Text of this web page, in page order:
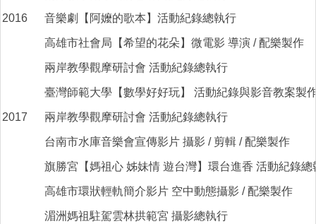
2016 音樂劇【阿嬤的歌本】活動紀錄總執行
高雄市社會局【希望的花朵】微電影 導演 / 配樂製作
兩岸教學觀摩研討會 活動紀錄總執行
臺灣師範大學【數學好好玩】 活動紀錄與影音教案製
2017 兩岸教學觀摩研討會 活動紀錄總執行
台南市水庫音樂會宣傳影片 攝影 / 剪輯 / 配樂製作
旗勝宮【媽祖心 姊妹情 遊台灣】環台進香 活動紀錄總
高雄市環狀輕軌簡介影片 空中動態攝影 / 配樂製作
湄洲媽祖駐駕雲林拱範宮 攝影總執行